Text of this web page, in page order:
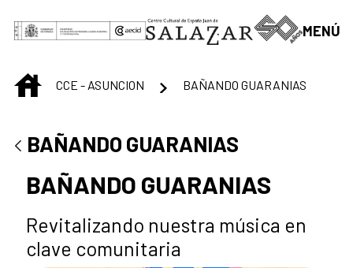
Saltar al contenido principal
MENÚ
INICIOCCE - ASUNCION BAÑANDO GUARANIAS
BAÑANDO GUARANIAS
BAÑANDO GUARANIAS
Revitalizando nuestra música en
clave comunitaria